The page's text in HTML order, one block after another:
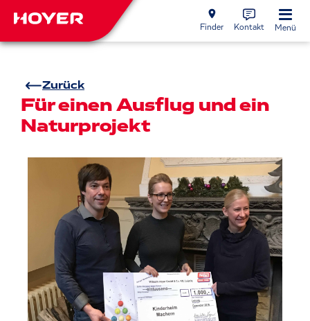
Finder Kontakt Menü
Zurück
Für einen Ausflug und ein
Naturprojekt